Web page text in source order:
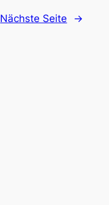
Nächste Seite →